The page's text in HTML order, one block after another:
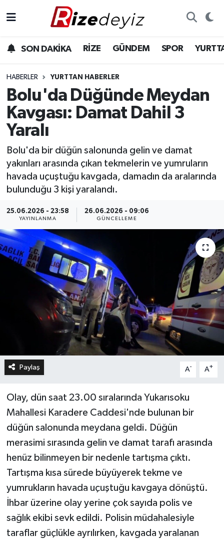
SON DAKİKA RİZE GÜNDEM SPOR
HABERLER YURTTAN HABERLER
Bolu'da Düğünde Meydan
Kavgası: Damat Dahil 3
Yaralı
Bolu'da bir düğün salonunda gelin ve damat
yakınları arasında çıkan tekmelerin ve yumruların
havada uçuştuğu kavgada, damadın da aralarında
bulunduğu 3 kişi yaralandı.
25.06.2026 - 23:58
YAYINLANMA
26.06.2026 - 09:06
GÜNCELLEME
Paylaş A- A+
Olay, dün saat 23.00 sıralarında Yukarısoku
Mahallesi Karadere Caddesi'nde bulunan bir
düğün salonunda meydana geldi. Düğün
merasimi sırasında gelin ve damat tarafı arasında
henüz bilinmeyen bir nedenle tartışma çıktı.
Tartışma kısa sürede büyüyerek tekme ve
yumrukların havada uçuştuğu kavgaya dönüştü.
İhbar üzerine olay yerine çok sayıda polis ve
sağlık ekibi sevk edildi. Polisin müdahalesiyle
taraflar güçlükle ayrılırken, kavgada yaralanan
Gündem
Yurttan Haberler
Ekonomi
Sağlık
Rize Hava Durumu
Rize Trafik Yoğunluk Haritası
Süper Lig Puan Durumu ve Fikstür
Son Dakika Haberleri
Haber Arşivi